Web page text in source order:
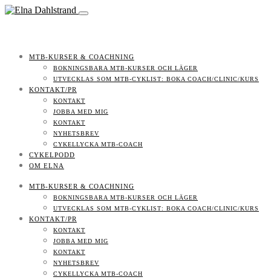
MTB-KURSER & COACHNING
BOKNINGSBARA MTB-KURSER OCH LÄGER
UTVECKLAS SOM MTB-CYKLIST: BOKA COACH/CLINIC/KURS
KONTAKT/PR
KONTAKT
JOBBA MED MIG
KONTAKT
NYHETSBREV
CYKELLYCKA MTB-COACH
CYKELPODD
OM ELNA
MTB-KURSER & COACHNING
BOKNINGSBARA MTB-KURSER OCH LÄGER
UTVECKLAS SOM MTB-CYKLIST: BOKA COACH/CLINIC/KURS
KONTAKT/PR
KONTAKT
JOBBA MED MIG
KONTAKT
NYHETSBREV
CYKELLYCKA MTB-COACH